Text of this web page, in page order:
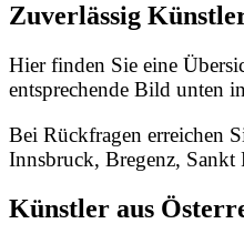
Zuverlässig
Hier finden Sie eine
entsprechende Bild unten
Bei Rückfragen erreichen
Innsbruck, Bregenz,
Künstler aus